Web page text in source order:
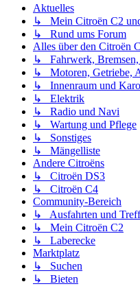
Aktuelles
↳ Mein Citroën C2
↳ Rund ums Forum
Alles über den Citroën
↳ Fahrwerk, Bremsen,
↳ Motoren, Getriebe,
↳ Innenraum und
↳ Elektrik
↳ Radio und Navi
↳ Wartung und Pflege
↳ Sonstiges
↳ Mängelliste
Andere Citroëns
↳ Citroën DS3
↳ Citroën C4
Community-Bereich
↳ Ausfahrten und
↳ Mein Citroën C2
↳ Laberecke
Marktplatz
↳ Suchen
↳ Bieten